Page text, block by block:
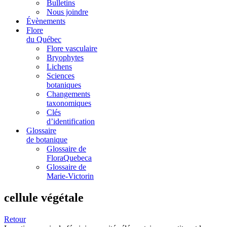
Bulletins
Nous joindre
Évènements
Flore
du Québec
Flore vasculaire
Bryophytes
Lichens
Sciences
botaniques
Changements
taxonomiques
Clés
d’identification
Glossaire
de botanique
Glossaire de
FloraQuebeca
Glossaire de
Marie-Victorin
cellule végétale
Retour